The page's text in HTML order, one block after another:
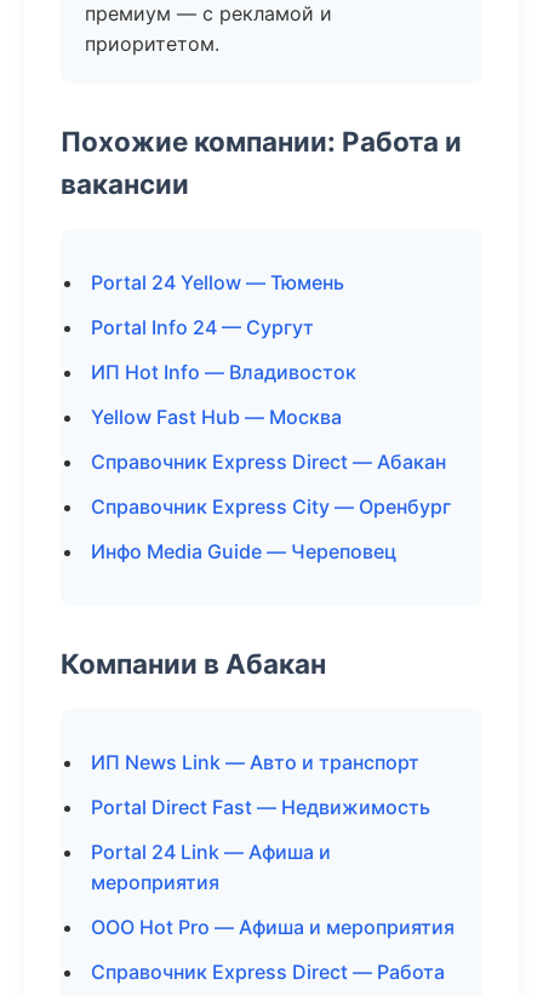
премиум — с рекламой и
приоритетом.
Похожие компании: Работа и
вакансии
Portal 24 Yellow — Тюмень
Portal Info 24 — Сургут
ИП Hot Info — Владивосток
Yellow Fast Hub — Москва
Справочник Express Direct — Абакан
Справочник Express City — Оренбург
Инфо Media Guide — Череповец
Компании в Абакан
ИП News Link — Авто и транспорт
Portal Direct Fast — Недвижимость
Portal 24 Link — Афиша и
мероприятия
ООО Hot Pro — Афиша и мероприятия
Справочник Express Direct — Работа